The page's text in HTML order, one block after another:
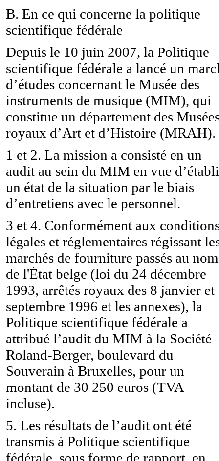
B. En ce qui concerne la politique
scientifique fédérale
Depuis le 10 juin 2007, la Politique
scientifique fédérale a lancé un
d’études concernant le Musée des
instruments de musique (MIM), qui
constitue un département des
royaux d’Art et d’Histoire (MRAH).
1 et 2. La mission a consisté en un
audit au sein du MIM en vue
un état de la situation par le biais
d’entretiens avec le personnel.
3 et 4. Conformément aux
légales et réglementaires régissant
marchés de fourniture passés au nom
de l'État belge (loi du 24 décembre
1993, arrêtés royaux des 8 janvier et
septembre 1996 et les annexes), la
Politique scientifique fédérale a
attribué l’audit du MIM à la Société
Roland-Berger, boulevard du
Souverain à Bruxelles, pour un
montant de 30 250 euros (TVA
incluse).
5. Les résultats de l’audit ont été
transmis à Politique scientifique
fédérale, sous forme de rapport, en